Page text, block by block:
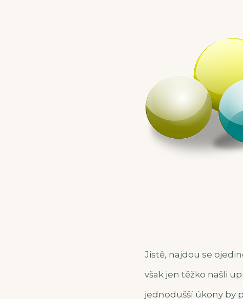
Jistě, najdou se
však jen těžko našli
jednodušší úkony by